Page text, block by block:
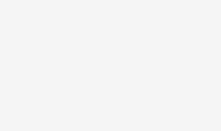
Топпосадовцю Повітряних Сил